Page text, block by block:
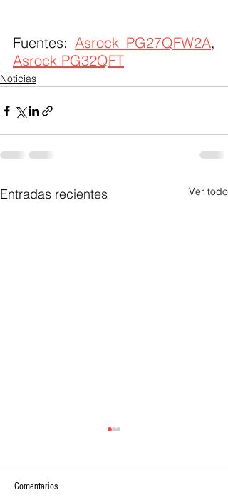
Fuentes: Asrock PG27QFW2A
Asrock PG32QFT
Noticias
Entradas recientes Ver todo
Comentarios